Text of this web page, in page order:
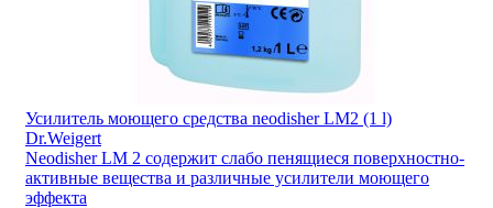
Усилитель моющего средства neodisher LM2 (1 l)
Dr.Weigert
Neodisher LM 2 содержит слабо пенящиеся поверхностно-
активные вещества и различные усилители моющего
эффекта